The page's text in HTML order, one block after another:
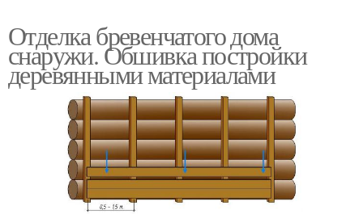
Отделка бревенчатого дома
снаружи. Обшивка постройки
деревянными материалами